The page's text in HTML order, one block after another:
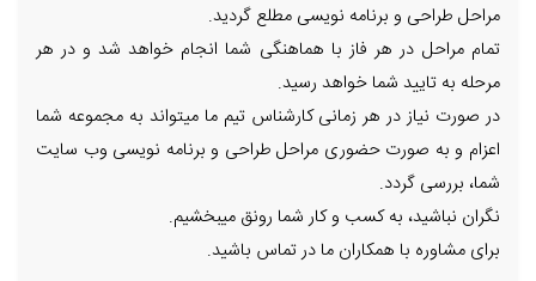
مراحل طراحی و برنامه نویسی مطلع گردید.
تمام مراحل در هر فاز با هماهنگی شما انجام خواهد شد و در هر
مرحله به تایید شما خواهد رسید.
در صورت نیاز در هر زمانی کارشناس تیم ما میتواند به مجموعه شما
اعزام و به صورت حضوری مراحل طراحی و برنامه نویسی وب سایت
شما، بررسی گردد.
نگران نباشید، به کسب و کار شما رونق میبخشیم.
برای مشاوره با همکاران ما در تماس باشید.